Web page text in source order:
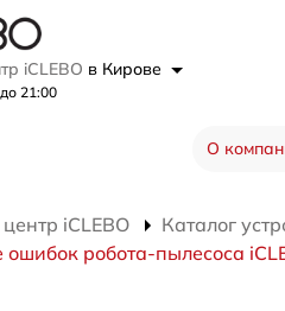
iCLEBO в Кирове
21:00
О
iCLEBO Каталог
ошибок робота-пылесоса